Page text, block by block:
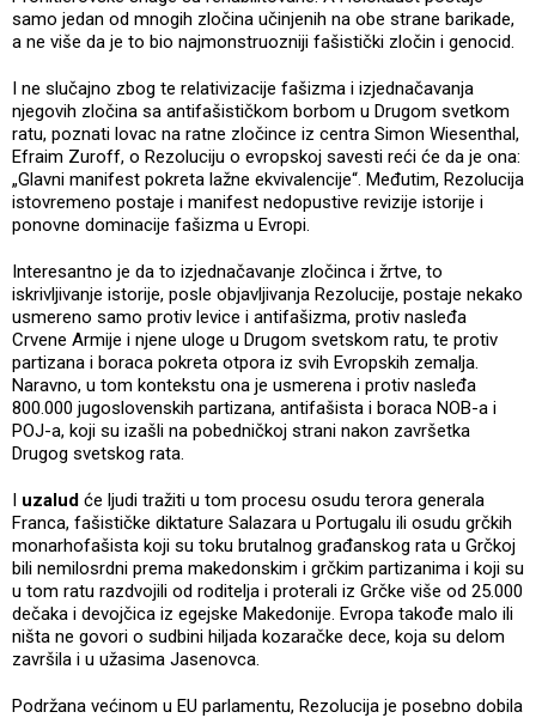
samo jedan od mnogih zločina učinjenih na obe strane barikade,
a ne više da je to bio najmonstruozniji fašistički zločin i genocid.
I ne slučajno zbog te relativizacije fašizma i izjednačavanja
njegovih zločina sa antifašističkom borbom u Drugom svetkom
ratu, poznati lovac na ratne zločince iz centra Simon Wiesenthal,
Efraim Zuroff, o Rezoluciju o evropskoj savesti reći će da je ona:
„Glavni manifest pokreta lažne ekvivalencije“. Međutim, Rezolucija
istovremeno postaje i manifest nedopustive revizije istorije i
ponovne dominacije fašizma u Evropi.
Interesantno je da to izjednačavanje zločinca i žrtve, to
iskrivljivanje istorije, posle objavljivanja Rezolucije, postaje nekako
usmereno samo protiv levice i antifašizma, protiv nasleđa
Crvene Armije i njene uloge u Drugom svetskom ratu, te protiv
partizana i boraca pokreta otpora iz svih Evropskih zemalja.
Naravno, u tom kontekstu ona je usmerena i protiv nasleđa
800.000 jugoslovenskih partizana, antifašista i boraca NOB-a i
POJ-a, koji su izašli na pobedničkoj strani nakon završetka
Drugog svetskog rata.
I uzalud će ljudi tražiti u tom procesu osudu terora generala
Franca, fašističke diktature Salazara u Portugalu ili osudu grčkih
monarhofašista koji su toku brutalnog građanskog rata u Grčkoj
bili nemilosrdni prema makedonskim i grčkim partizanima i koji su
u tom ratu razdvojili od roditelja i proterali iz Grčke više od 25.000
dečaka i devojčica iz egejske Makedonije. Evropa takođe malo ili
ništa ne govori o sudbini hiljada kozaračke dece, koja su delom
završila i u užasima Jasenovca.
Podržana većinom u EU parlamentu, Rezolucija je posebno dobila